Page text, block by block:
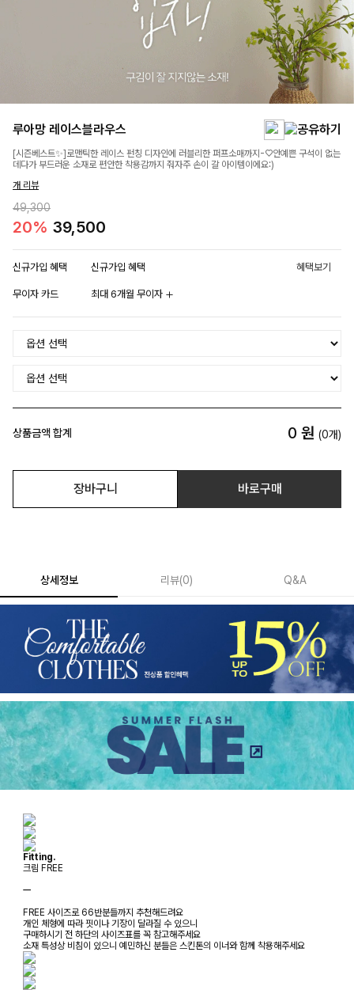
루아망 레이스블라우스
[시즌베스트✨]로맨틱한 레이스 펀칭 디자인에 러블리한 퍼프소매까지-♡안예쁜 구석이 없는
데다가 부드러운 소재로 편안한 착용감까지 줘자주 손이 갈 아이템이에요:)
개 리뷰
49,300
20% 39,500
신규가입 혜택 신규가입 혜택 혜택보기
무이자 카드 최대 6개월 무이자
상품금액 합계 0 원 (0개)
장바구니 바로구매
상세정보 리뷰(0) Q&A
Fitting.
크림 FREE
ㅡ
FREE 사이즈로 66반분들까지 추천해드려요
개인 체형에 따라 핏이나 기장이 달라질 수 있으니
구매하시기 전 하단의 사이즈표를 꼭 참고해주세요
소재 특성상 비침이 있으니 예민하신 분들은 스킨톤의 이너와 함께 착용해주세요